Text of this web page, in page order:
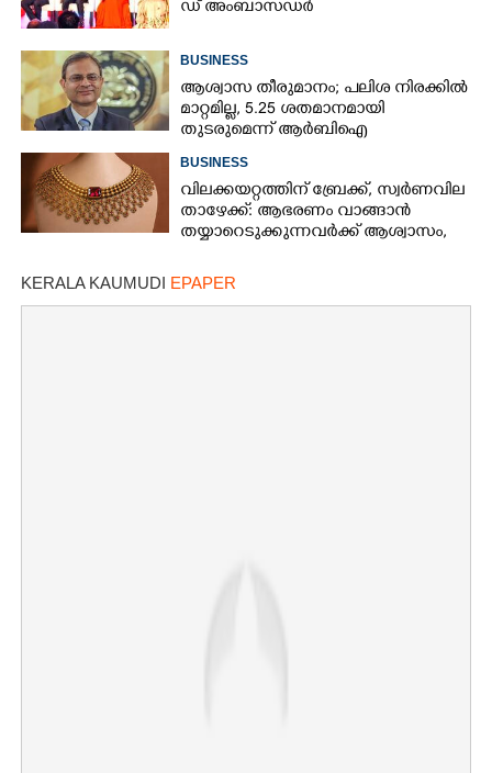
ഡ് ​അം​ബാ​സ​ഡ​ർ
BUSINESS
ആശ്വാസ തീരുമാനം; പലിശ നിരക്കിൽ
മാറ്റമില്ല, 5.25 ശതമാനമായി
തുടരുമെന്ന് ആർബിഐ
BUSINESS
വിലക്കയറ്റത്തിന് ബ്രേക്ക്, സ്വർണവില
താഴേക്ക്: ആഭരണം വാങ്ങാൻ
തയ്യാറെടുക്കുന്നവർക്ക് ആശ്വാസം,
KERALA KAUMUDI EPAPER